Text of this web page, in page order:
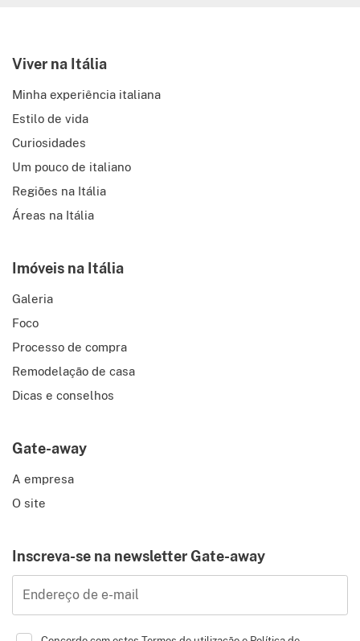
Viver na Itália
Minha experiência italiana
Estilo de vida
Curiosidades
Um pouco de italiano
Regiões na Itália
Áreas na Itália
Imóveis na Itália
Galeria
Foco
Processo de compra
Remodelação de casa
Dicas e conselhos
Gate-away
A empresa
O site
Inscreva-se na newsletter Gate-away
Endereço de e-mail